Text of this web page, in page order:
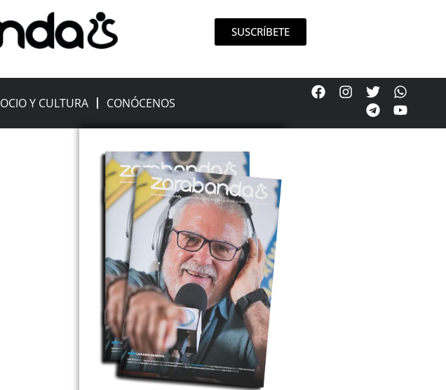
SUSCRÍBETE
OCIO Y CULTURA CONÓCENOS